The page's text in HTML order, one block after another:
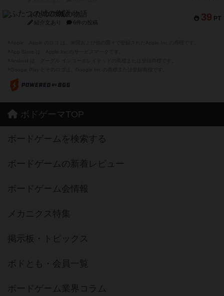
39 PT
ふたつの城の物語
紹介文あり 6件の投稿
ボドゲーマTOP
ボードゲームを検索する
ボードゲームの新着レビュー
ボードゲーム会情報
メカニクス特集
掲示板・トピックス
ボドとも・会員一覧
ボードゲーム業界コラム